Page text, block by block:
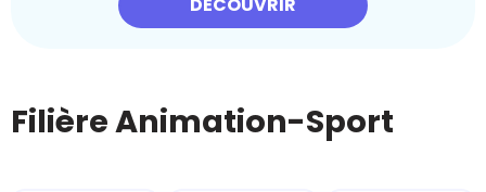
Filière Animation-Sport